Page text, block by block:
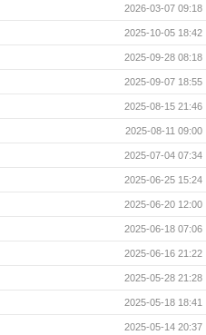
2026-03-07 09:18
2025-10-05 18:42
2025-09-28 08:18
2025-09-07 18:55
2025-08-15 21:46
2025-08-11 09:00
2025-07-04 07:34
2025-06-25 15:24
2025-06-20 12:00
2025-06-18 07:06
2025-06-16 21:22
2025-05-28 21:28
2025-05-18 18:41
2025-05-14 20:37